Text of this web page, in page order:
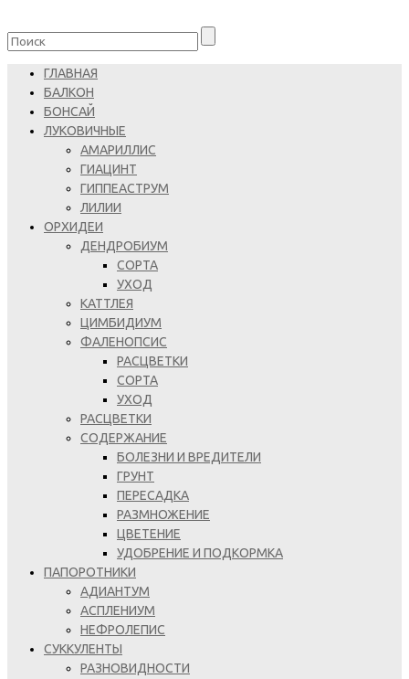
ГЛАВНАЯ
БАЛКОН
БОНСАЙ
ЛУКОВИЧНЫЕ
АМАРИЛЛИС
ГИАЦИНТ
ГИППЕАСТРУМ
ЛИЛИИ
ОРХИДЕИ
ДЕНДРОБИУМ
СОРТА
УХОД
КАТТЛЕЯ
ЦИМБИДИУМ
ФАЛЕНОПСИС
РАСЦВЕТКИ
СОРТА
УХОД
РАСЦВЕТКИ
СОДЕРЖАНИЕ
БОЛЕЗНИ И ВРЕДИТЕЛИ
ГРУНТ
ПЕРЕСАДКА
РАЗМНОЖЕНИЕ
ЦВЕТЕНИЕ
УДОБРЕНИЕ И ПОДКОРМКА
ПАПОРОТНИКИ
АДИАНТУМ
АСПЛЕНИУМ
НЕФРОЛЕПИС
СУККУЛЕНТЫ
РАЗНОВИДНОСТИ